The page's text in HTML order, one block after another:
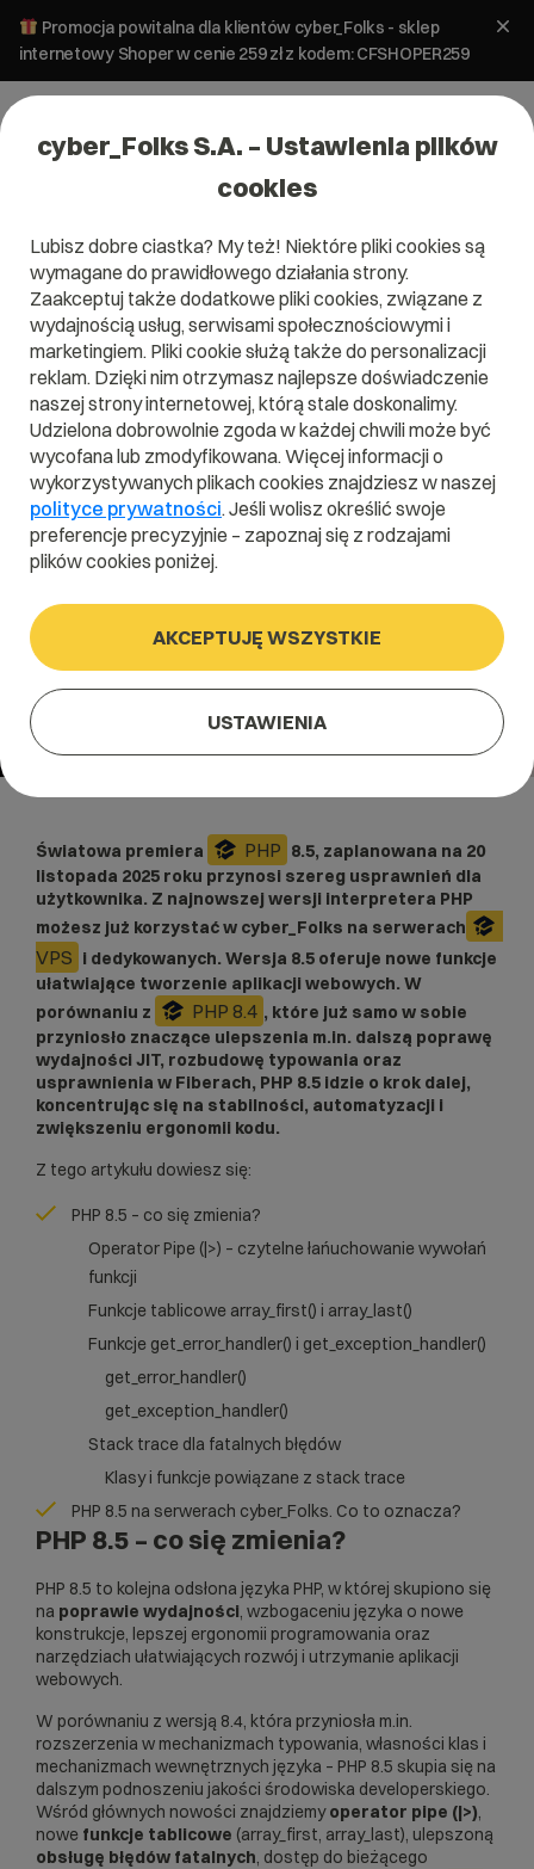
Promocja powitalna dla klientów cyber_Folks - sklep
internetowy Shoper w cenie 259 zł z kodem: CFSHOPER259
Hosting
PHP 8.5 dostępny w cyber_Folks.
Zobacz, co się zmienia
19 listopada 2025 ok.9min
Światowa premiera PHP 8.5, zaplanowana na 20
listopada 2025 roku przynosi szereg usprawnień dla
użytkownika. Z najnowszej wersji interpretera PHP
możesz już korzystać w cyber_Folks na serwerach
VPS i dedykowanych. Wersja 8.5 oferuje nowe funkcje
ułatwiające tworzenie aplikacji webowych. W
porównaniu z
PHP 8.4 , które już samo w sobie
przyniosło znaczące ulepszenia m.in. dalszą poprawę
wydajności JIT, rozbudowę typowania oraz
usprawnienia w Fiberach, PHP 8.5 idzie o krok dalej,
koncentrując się na stabilności, automatyzacji i
zwiększeniu ergonomii kodu.
Z tego artykułu dowiesz się:
PHP 8.5 – co się zmienia?
Operator Pipe (|>) – czytelne łańuchowanie wywołań
funkcji
Funkcje tablicowe array_first() i array_last()
Funkcje get_error_handler() i get_exception_handler()
get_error_handler()
get_exception_handler()
Stack trace dla fatalnych błędów
Klasy i funkcje powiązane z stack trace
PHP 8.5 na serwerach cyber_Folks. Co to oznacza?
PHP 8.5 – co się zmienia?
PHP 8.5 to kolejna odsłona języka PHP, w której skupiono się
na poprawie wydajności, wzbogaceniu języka o nowe
konstrukcje, lepszej ergonomii programowania oraz
narzędziach ułatwiających rozwój i utrzymanie aplikacji
webowych.
W porównaniu z wersją 8.4, która przyniosła m.in.
rozszerzenia w mechanizmach typowania, własności klas i
mechanizmach wewnętrznych języka – PHP 8.5 skupia się na
dalszym podnoszeniu jakości środowiska developerskiego.
Wśród głównych nowości znajdziemyoperator pipe (|>),
nowe funkcje tablicowe (array_first, array_last), ulepszoną
obsługę błędów fatalnych, dostęp do bieżącego
cyber_Folks S.A. – Ustawienia plików
cookies
Lubisz dobre ciastka? My też! Niektóre pliki cookies są
wymagane do prawidłowego działania strony.
Zaakceptuj także dodatkowe pliki cookies, związane z
wydajnością usług, serwisami społecznościowymi i
marketingiem. Pliki cookie służą także do personalizacji
reklam. Dzięki nim otrzymasz najlepsze doświadczenie
naszej strony internetowej, którą stale doskonalimy.
Udzielona dobrowolnie zgoda w każdej chwili może być
wycofana lub zmodyfikowana. Więcej informacji o
wykorzystywanych plikach cookies znajdziesz w naszej
polityce prywatności. Jeśli wolisz określić swoje
preferencje precyzyjnie – zapoznaj się z rodzajami
plików cookies poniżej.
AKCEPTUJĘ WSZYSTKIE
USTAWIENIA